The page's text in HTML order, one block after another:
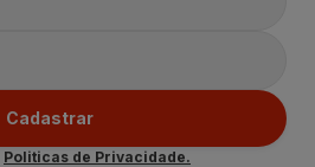
Cadastrar
Politicas de Privacidade.